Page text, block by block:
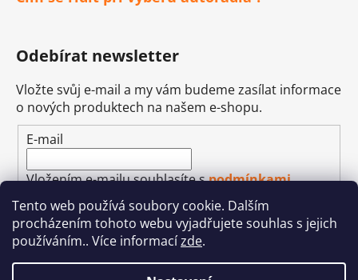
Tento web používá soubory cookie. Dalším
procházením tohoto webu vyjadřujete souhlas s jejich
používáním.. Více informacízde.
Odebírat newsletter
Vložte svůj e-mail a my vám budeme zasílat informace
o nových produktech na našem e-shopu.
E-mail
Vložením e-mailu souhlasíte spodmínkami
ochrany osobních údajů
PŘIHLÁSIT SE